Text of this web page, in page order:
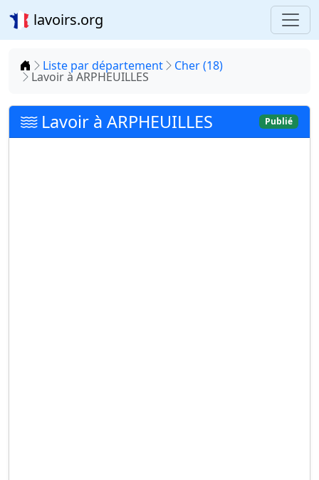
lavoirs.org
Accueil
Liste par département Cher (18)
Lavoir à ARPHEUILLES
Lavoir à ARPHEUILLES Publié